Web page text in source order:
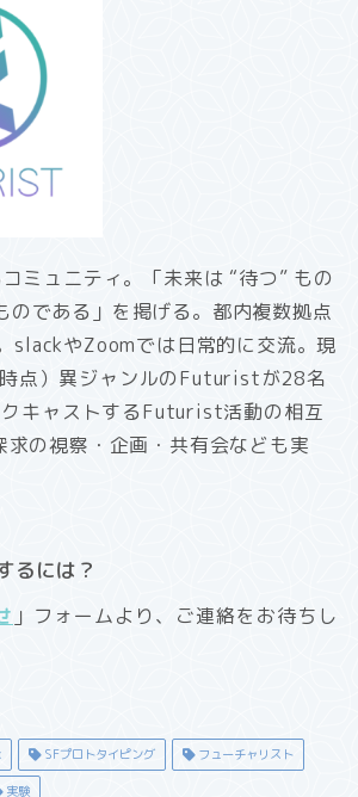
ミュニティ。「未来は “待つ” もの
のである」を掲げる。都内複数拠点
slackやZoomでは日常的に交流。現
点）異ジャンルのFuturistが28名
キャストするFuturist活動の相互
の視察・企画・共有会なども実
るには？
」フォームより、ご連絡をお待ちし
SFプロトタイピング フューチャリスト
実験